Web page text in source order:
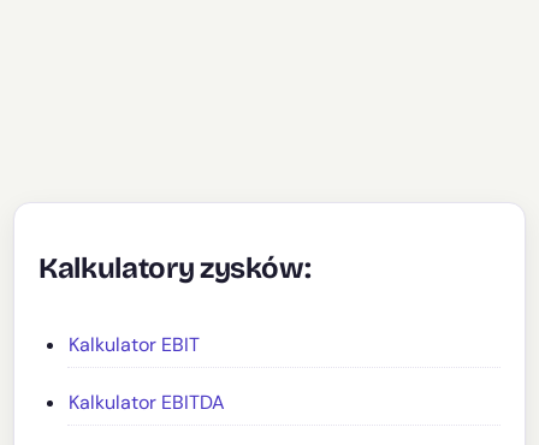
Kalkulatory zysków:
Kalkulator EBIT
Kalkulator EBITDA